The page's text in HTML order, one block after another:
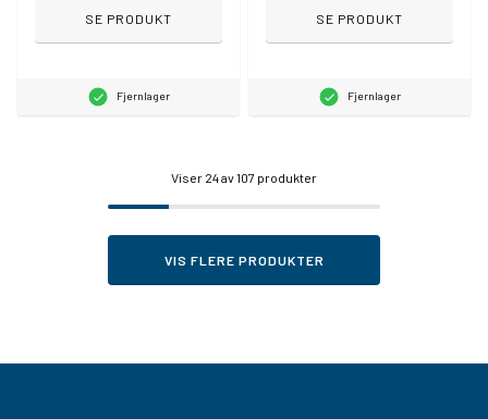
SE PRODUKT
Fjernlager
SE PRODUKT
Fjernlager
Viser 24av 107 produkter
VIS FLERE PRODUKTER